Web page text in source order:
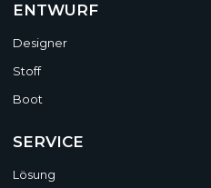
ENTWURF
Designer
Stoff
Boot
SERVICE
Lösung